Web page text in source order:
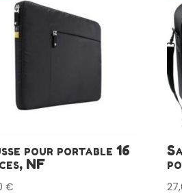
pour portable 16
NF
€